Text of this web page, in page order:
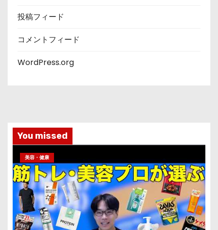
投稿フィード
コメントフィード
WordPress.org
You missed
美容・健康